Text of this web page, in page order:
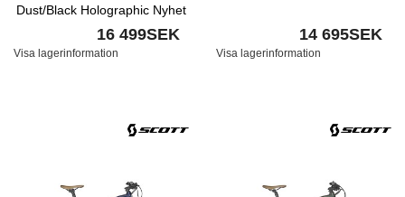
Dust/Black Holographic Nyhet
16 499SEK
Visa lagerinformation
14 695SEK
Visa lagerinformation